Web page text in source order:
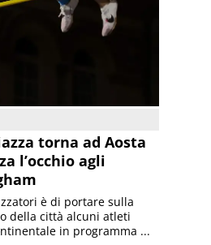
torna ad Aosta
l’occhio agli
è di portare sulla
della città alcuni atleti
in programma ...